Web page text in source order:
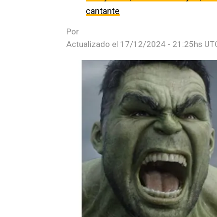
cantante
Por
Actualizado el 17/12/2024 - 21:25hs